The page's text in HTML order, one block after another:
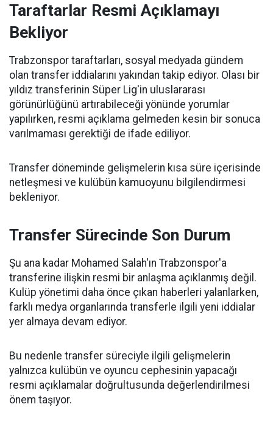
Taraftarlar Resmi Açıklamayı
Bekliyor
Trabzonspor taraftarları, sosyal medyada gündem
olan transfer iddialarını yakından takip ediyor. Olası bir
yıldız transferinin Süper Lig'in uluslararası
görünürlüğünü artırabileceği yönünde yorumlar
yapılırken, resmi açıklama gelmeden kesin bir sonuca
varılmaması gerektiği de ifade ediliyor.
Transfer döneminde gelişmelerin kısa süre içerisinde
netleşmesi ve kulübün kamuoyunu bilgilendirmesi
bekleniyor.
Transfer Sürecinde Son Durum
Şu ana kadar Mohamed Salah'ın Trabzonspor'a
transferine ilişkin resmi bir anlaşma açıklanmış değil.
Kulüp yönetimi daha önce çıkan haberleri yalanlarken,
farklı medya organlarında transferle ilgili yeni iddialar
yer almaya devam ediyor.
Bu nedenle transfer süreciyle ilgili gelişmelerin
yalnızca kulübün ve oyuncu cephesinin yapacağı
resmi açıklamalar doğrultusunda değerlendirilmesi
önem taşıyor.